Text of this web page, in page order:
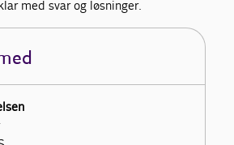
med svar og løsninger.